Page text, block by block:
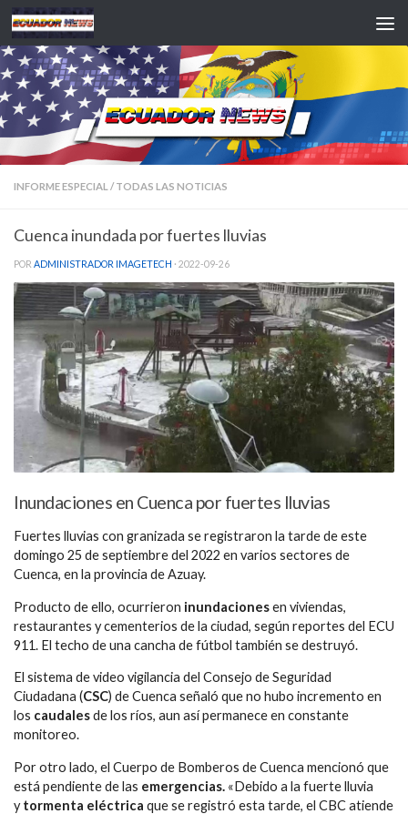
Saltar al contenido
INFORME ESPECIAL / TODAS LAS NOTICIAS
Cuenca inundada por fuertes lluvias
POR ADMINISTRADOR IMAGETECH · 2022-09-26
Inundaciones en Cuenca por fuertes lluvias
Fuertes lluvias con granizada se registraron la tarde de este
domingo 25 de septiembre del 2022 en varios sectores de
Cuenca, en la provincia de Azuay.
Producto de ello, ocurrieron inundacionesen viviendas,
restaurantes y cementerios de la ciudad, según reportes del ECU
911. El techo de una cancha de fútbol también se destruyó.
El sistema de video vigilancia del Consejo de Seguridad
Ciudadana (CSC) de Cuenca señaló que no hubo incremento en
los caudalesde los ríos, aun así permanece en constante
monitoreo.
Por otro lado, el Cuerpo de Bomberos de Cuenca mencionó que
está pendiente de las emergencias. «Debido a la fuerte lluvia
ytormenta eléctrica que se registró esta tarde, el CBC atiende